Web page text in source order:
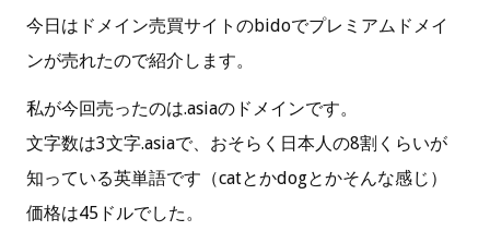
今日はドメイン売買サイトのbidoでプレミアムドメイ
ンが売れたので紹介します。
私が今回売ったのは.asiaのドメインです。
文字数は3文字.asiaで、おそらく日本人の8割くらいが
知っている英単語です（catとかdogとかそんな感じ）
価格は45ドルでした。